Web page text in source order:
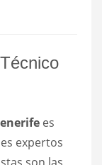
es
expertos